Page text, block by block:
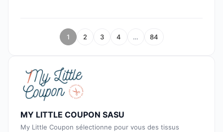
1 2 3 4 … 84
MY LITTLE COUPON SASU
My Little Coupon sélectionne pour vous des tissus